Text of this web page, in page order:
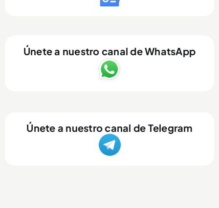
Únete a nuestro canal de WhatsApp
Únete a nuestro canal de Telegram